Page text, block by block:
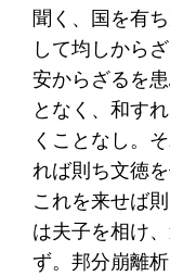
聞く、国を有
して均しから
安からざるを
となく、和す
くことなし。
れば則ち文徳
これを来せば
は夫子を相け
ず。邦分崩離